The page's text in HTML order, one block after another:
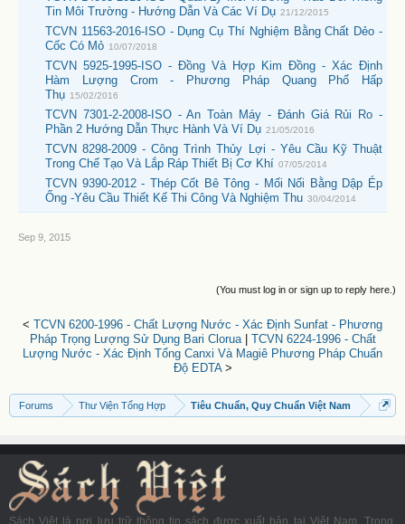
Tin Môi Trường - Hướng Dẫn Và Các Ví Dụ 21/12/2015
TCVN 11563-2016-ISO - Dụng Cụ Thí Nghiệm Bằng Chất Dẻo -
Cốc Có Mỏ 10/07/2018
TCVN 5925-1995-ISO - Đồng Và Hợp Kim Đồng - Xác Định
Hàm Lượng Crom - Phương Pháp Quang Phổ Hấp
Thụ 15/02/2016
TCVN 7301-2-2008-ISO - An Toàn Máy - Đánh Giá Rủi Ro -
Phần 2 Hướng Dẫn Thực Hành Và Ví Dụ 21/05/2016
TCVN 8298-2009 - Công Trình Thủy Lợi - Yêu Cầu Kỹ Thuật
Trong Chế Tạo Và Lắp Ráp Thiết Bị Cơ Khí 07/05/2014
TCVN 9390-2012 - Thép Cốt Bê Tông - Mối Nối Bằng Dập Ép
Ống -Yêu Cầu Thiết Kế Thi Công Và Nghiệm Thu 30/04/2014
Sep 9, 2015
(You must log in or sign up to reply here.)
< TCVN 6200-1996 - Chất Lượng Nước - Xác Định Sunfat - Phương
Pháp Trọng Lượng Sử Dụng Bari Clorua| TCVN 6224-1996 - Chất
Lượng Nước - Xác Định Tổng Canxi Và Magiê Phương Pháp Chuẩn
Độ EDTA>
Forums Thư Viện Tổng Hợp Tiêu Chuẩn, Quy Chuẩn Việt Nam
Sách Việt là nơi lưu trữ thông tin sách được xuất bản tại Việt Nam. Trong